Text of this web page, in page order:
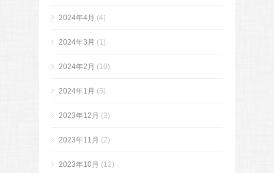
2024年4月 (4)
2024年3月 (1)
2024年2月 (10)
2024年1月 (5)
2023年12月 (3)
2023年11月 (2)
2023年10月 (12)